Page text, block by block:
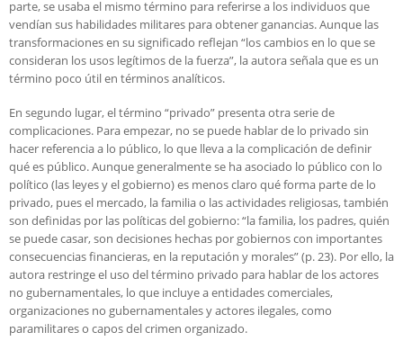
parte, se usaba el mismo término para referirse a los individuos que
vendían sus habilidades militares para obtener ganancias. Aunque las
transformaciones en su significado reflejan “los cambios en lo que se
consideran los usos legítimos de la fuerza”, la autora señala que es un
término poco útil en términos analíticos.
En segundo lugar, el término “privado” presenta otra serie de
complicaciones. Para empezar, no se puede hablar de lo privado sin
hacer referencia a lo público, lo que lleva a la complicación de definir
qué es público. Aunque generalmente se ha asociado lo público con lo
político (las leyes y el gobierno) es menos claro qué forma parte de lo
privado, pues el mercado, la familia o las actividades religiosas, también
son definidas por las políticas del gobierno: “la familia, los padres, quién
se puede casar, son decisiones hechas por gobiernos con importantes
consecuencias financieras, en la reputación y morales” (p. 23). Por ello, la
autora restringe el uso del término privado para hablar de los actores
no gubernamentales, lo que incluye a entidades comerciales,
organizaciones no gubernamentales y actores ilegales, como
paramilitares o capos del crimen organizado.